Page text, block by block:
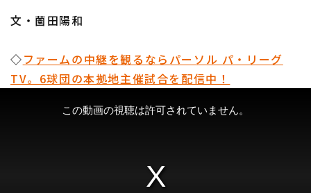
文・薗田陽和
◇ファームの中継を観るならパーソル パ・リーグ
TV。6球団の本拠地主催試合を配信中！